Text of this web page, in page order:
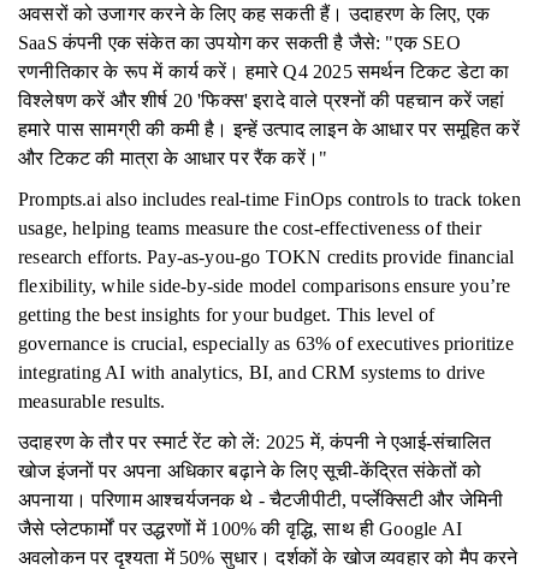
अवसरों को उजागर करने के लिए कह सकती हैं। उदाहरण के लिए, एक
SaaS कंपनी एक संकेत का उपयोग कर सकती है जैसे: "एक SEO
रणनीतिकार के रूप में कार्य करें। हमारे Q4 2025 समर्थन टिकट डेटा का
विश्लेषण करें और शीर्ष 20 'फिक्स' इरादे वाले प्रश्नों की पहचान करें जहां
हमारे पास सामग्री की कमी है। इन्हें उत्पाद लाइन के आधार पर समूहित करें
और टिकट की मात्रा के आधार पर रैंक करें।"
Prompts.ai also includes real-time FinOps controls to track token
usage, helping teams measure the cost-effectiveness of their
research efforts. Pay-as-you-go TOKN credits provide financial
flexibility, while side-by-side model comparisons ensure you’re
getting the best insights for your budget. This level of
governance is crucial, especially as 63% of executives prioritize
integrating AI with analytics, BI, and CRM systems to drive
measurable results.
उदाहरण के तौर पर स्मार्ट रेंट को लें: 2025 में, कंपनी ने एआई-संचालित
खोज इंजनों पर अपना अधिकार बढ़ाने के लिए सूची-केंद्रित संकेतों को
अपनाया। परिणाम आश्चर्यजनक थे - चैटजीपीटी, पर्प्लेक्सिटी और जेमिनी
जैसे प्लेटफार्मों पर उद्धरणों में 100% की वृद्धि, साथ ही Google AI
अवलोकन पर दृश्यता में 50% सुधार। दर्शकों के खोज व्यवहार को मैप करने